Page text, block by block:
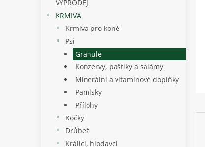
VÝPRODEJ
KRMIVA
Krmiva pro koně
Psi
Granule
Konzervy, paštiky a salámy
Minerální a vitamínové doplňky
Pamlsky
Přílohy
Kočky
Drůbež
Králíci, hlodavci